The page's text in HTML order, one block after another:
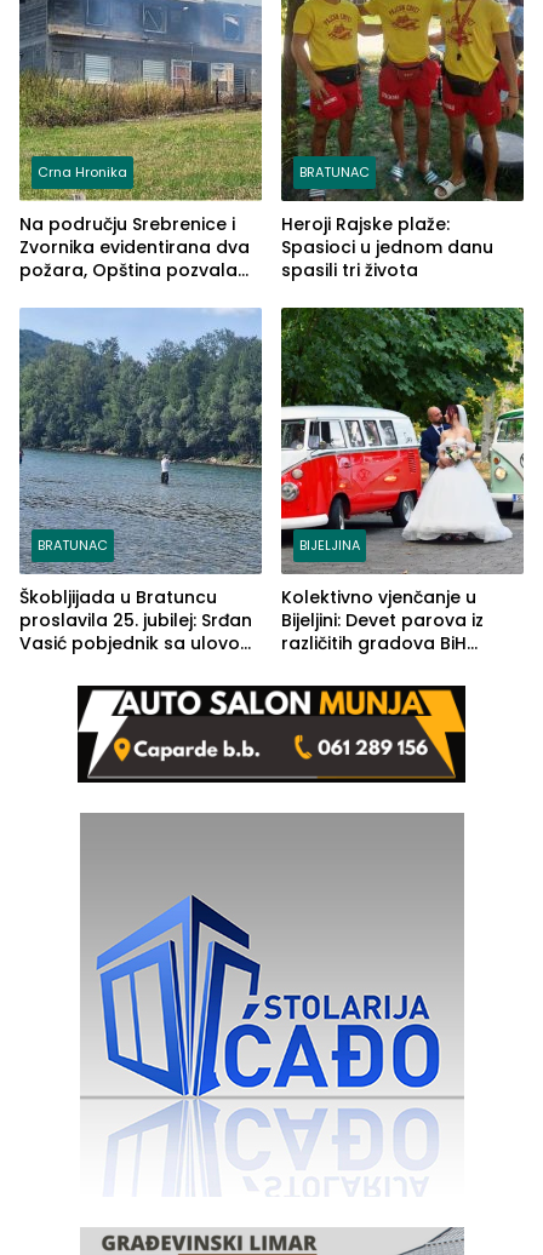
Crna Hronika
Na području Srebrenice i
Zvornika evidentirana dva
požara, Opština pozvala
BRATUNAC
Heroji Rajske plaže:
Spasioci u jednom danu
spasili tri života
BRATUNAC
Škobljijada u Bratuncu
proslavila 25. jubilej: Srđan
Vasić pobjednik sa ulovom
BIJELJINA
Kolektivno vjenčanje u
Bijeljini: Devet parova iz
različitih gradova BiH